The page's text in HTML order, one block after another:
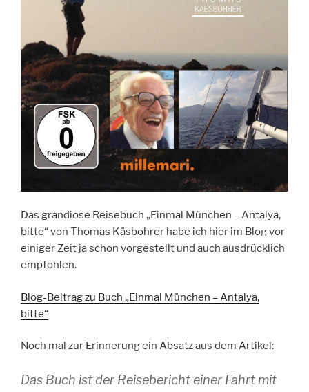
Das grandiose Reisebuch „Einmal München – Antalya,
bitte“ von Thomas Käsbohrer habe ich hier im Blog vor
einiger Zeit ja schon vorgestellt und auch ausdrücklich
empfohlen.
Blog-Beitrag zu Buch „Einmal München – Antalya,
bitte“
Noch mal zur Erinnerung ein Absatz aus dem Artikel:
Das Buch ist der Reisebericht einer Fahrt mit